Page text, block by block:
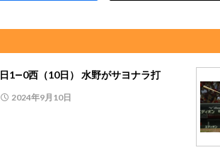
日1―0西（10日） 水野がサヨナラ打
2024年9月10日